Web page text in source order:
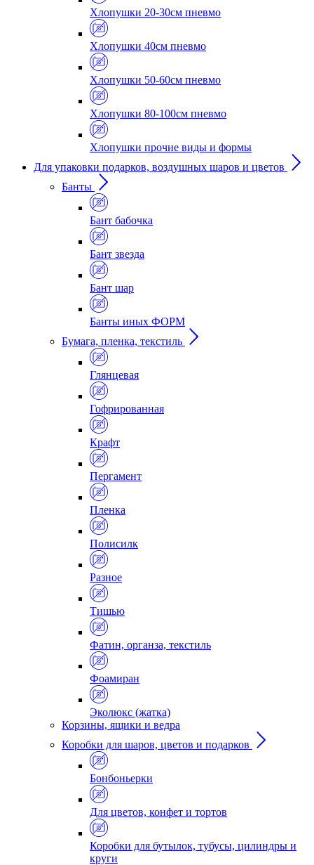
Хлопушки 20-30см пневмо
Хлопушки 40см пневмо
Хлопушки 50-60см пневмо
Хлопушки 80-100см пневмо
Хлопушки прочие виды и формы
Для упаковки подарков, воздушных шаров и цветов
Банты
Бант бабочка
Бант звезда
Бант шар
Банты иных ФОРМ
Бумага, пленка, текстиль
Глянцевая
Гофрированная
Крафт
Пергамент
Пленка
Полисилк
Разное
Тишью
Фатин, органза, текстиль
Фоамиран
Эколюкс (жатка)
Корзины, ящики и ведра
Коробки для шаров, цветов и подарков
Бонбоньерки
Для цветов, конфет и тортов
Коробки для бутылок, тубусы, цилиндры и
круги